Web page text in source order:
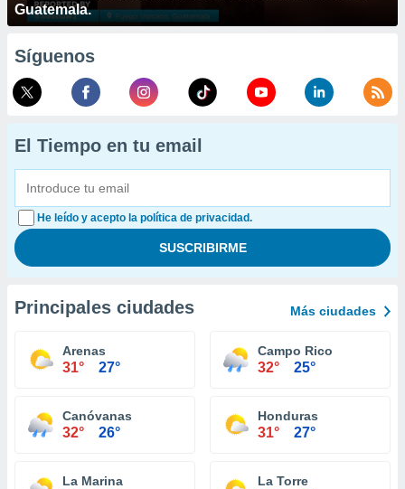
Guatemala.
Síguenos
El Tiempo en tu email
He leído y acepto la política de privacidad.
Principales ciudades Más ciudades
Arenas
31° 27°
Campo Rico
32° 25°
Canóvanas
32° 26°
Honduras
31° 27°
La Marina La Torre